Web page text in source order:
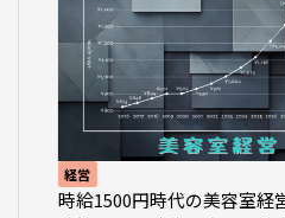
経営
時給1500円時代の美容室経